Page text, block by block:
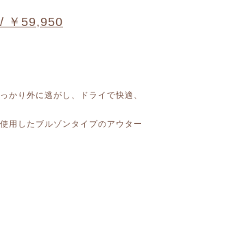
￥59,950
かり外に逃がし、ドライで快適、
用したブルゾンタイプのアウター